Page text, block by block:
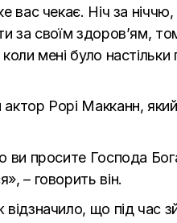
вас чекає. Ніч за
за своїм здоров’ям,
мені було настільки
Рорі Макканн,
просите Господа Бога
– говорить він.
що під час